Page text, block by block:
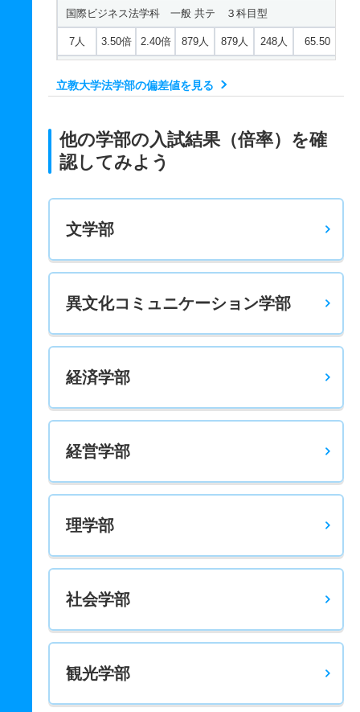
国際ビジネス法学科 一般 共テ ３科目型
7人 3.50倍 2.40倍 879人 879人 248人 65.50
7人 2.20倍 2.10倍 42人 42人 19人 70.20
58人 3.80倍 2.60倍
政治学科 一般 共テ ６科目型
9人 2.40倍 2.20倍 94人 94人 40人 69.80
立教大学法学部の偏差値を見る
他の学部の入試結果（倍率）を確
認してみよう
文学部
異文化コミュニケーション学部
経済学部
経営学部
理学部
社会学部
観光学部